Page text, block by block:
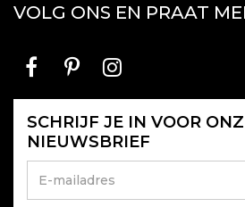
VOLG ONS EN PRAAT
SCHRIJF JE IN VOOR
NIEUWSBRIEF